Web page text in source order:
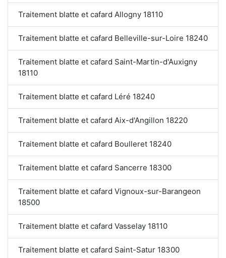
Traitement blatte et cafard Allogny 18110
Traitement blatte et cafard Belleville-sur-Loire 18240
Traitement blatte et cafard Saint-Martin-d'Auxigny
18110
Traitement blatte et cafard Léré 18240
Traitement blatte et cafard Aix-d'Angillon 18220
Traitement blatte et cafard Boulleret 18240
Traitement blatte et cafard Sancerre 18300
Traitement blatte et cafard Vignoux-sur-Barangeon
18500
Traitement blatte et cafard Vasselay 18110
Traitement blatte et cafard Saint-Satur 18300